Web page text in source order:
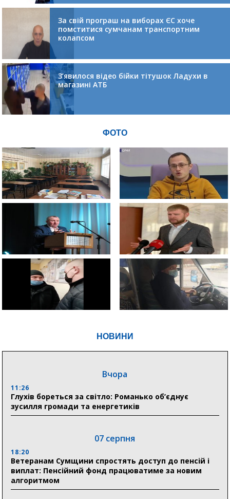
НОВИНИ
Вчора
11:26
Глухів бореться за світло: Романько об’єднує
зусилля громади та енергетиків
07 серпня
18:20
Ветеранам Сумщини спростять доступ до пенсій і
виплат: Пенсійний фонд працюватиме за новим
алгоритмом
За свій програш на виборах ЄС хоче
помститися сумчанам транспортним
колапсом
З’явилося відео бійки тітушок Ладухи в
магазині АТБ
ФОТО